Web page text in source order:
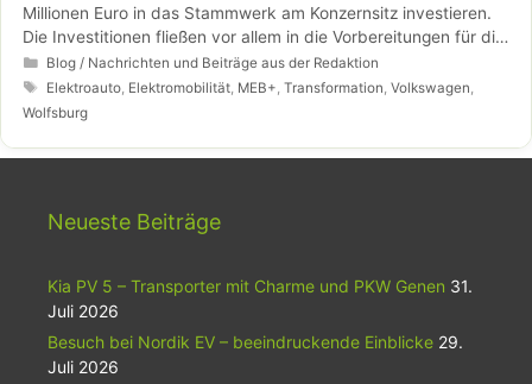
Millionen Euro in das Stammwerk am Konzernsitz investieren.
Die Investitionen fließen vor allem in die Vorbereitungen für die
Produktion des neuen ID.31. Das kompakte Elektroauto läuft
ab 2023 in Wolfsburg vom Band – zunächst in Teilfertigung, ab
2024 ist die Vollfertigung vorgesehen.
Kategorien
Blog / Nachrichten und Beiträge aus der Redaktion
Schlagwörter
Elektroauto Elektromobilität MEB+ ,Transformation ,Volkswagen
Wolfsburg
Neueste Beiträge
Kia PV 5 – Transporter mit Charme und PKW Genen 31.
Juli 2026
Besuch bei Nordik EV – beeindruckende Einblicke 29.
Juli 2026